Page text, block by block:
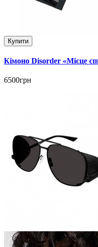
Купити
Кімоно Disorder «Місце
6500грн